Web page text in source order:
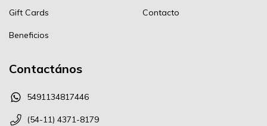
Gift Cards
Beneficios
Contacto
Contactános
5491134817446
(54-11) 4371-8179